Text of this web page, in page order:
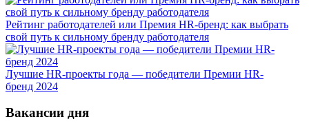
Рейтинг работодателей или Премия HR-бренд: как выбрать
свой путь к сильному бренду работодателя
Лучшие HR-проекты года — победители Премии HR-
бренд 2024
Вакансии дня